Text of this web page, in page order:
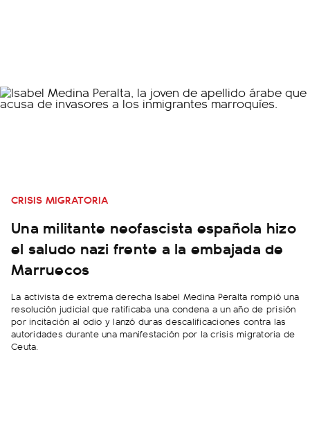
CRISIS MIGRATORIA
Una militante neofascista española hizo
el saludo nazi frente a la embajada de
Marruecos
La activista de extrema derecha Isabel Medina Peralta rompió una
resolución judicial que ratificaba una condena a un año de prisión
por incitación al odio y lanzó duras descalificaciones contra las
autoridades durante una manifestación por la crisis migratoria de
Ceuta.